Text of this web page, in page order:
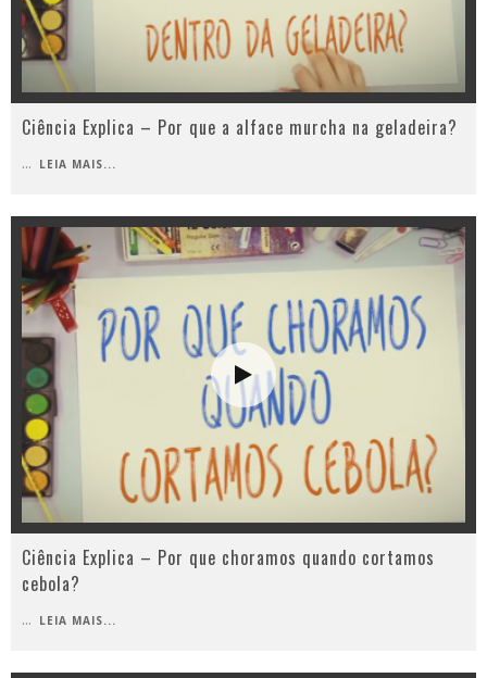
Ciência Explica – Por que a alface murcha na geladeira?
... LEIA MAIS...
Ciência Explica – Por que choramos quando cortamos
cebola?
... LEIA MAIS...